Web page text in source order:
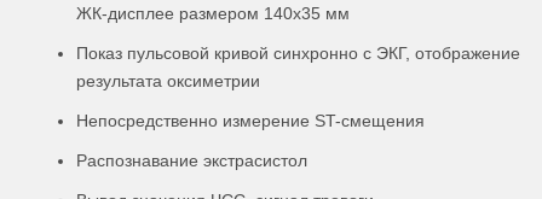
ЖК-дисплее размером 140х35 мм
Показ пульсовой кривой синхронно с ЭКГ, отображение
результата оксиметрии
Непосредственно измерение ST-смещения
Распознавание экстрасистол